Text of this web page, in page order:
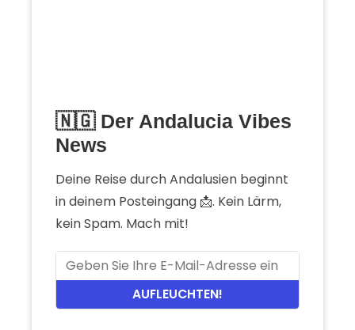
🇳🇬 Der Andalucia Vibes
News
Deine Reise durch Andalusien beginnt
in deinem Posteingang 📩. Kein Lärm,
kein Spam. Mach mit!
AUFLEUCHTEN!